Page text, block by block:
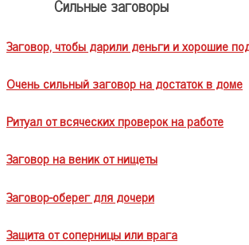
Сильные заговоры
Заговор, чтобы дарили деньги и хорошие
Очень сильный заговор на достаток в доме
Ритуал от всяческих проверок на работе
Заговор на веник от нищеты
Заговор-оберег для дочери
Защита от соперницы или врага